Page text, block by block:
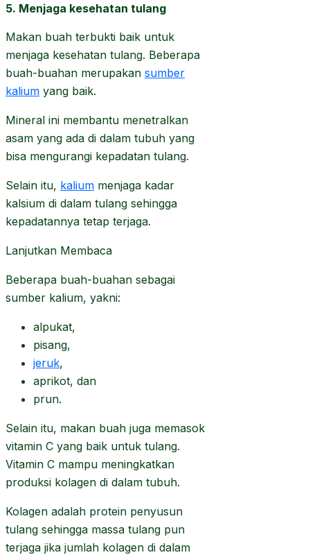
5. Menjaga kesehatan tulang
Makan buah terbukti baik untuk
menjaga kesehatan tulang. Beberapa
buah-buahan merupakan sumber
kalium yang baik.
Mineral ini membantu menetralkan
asam yang ada di dalam tubuh yang
bisa mengurangi kepadatan tulang.
Selain itu, kalium menjaga kadar
kalsium di dalam tulang sehingga
kepadatannya tetap terjaga.
Lanjutkan Membaca
Beberapa buah-buahan sebagai
sumber kalium, yakni:
alpukat,
pisang,
jeruk,
aprikot, dan
prun.
Selain itu, makan buah juga memasok
vitamin C yang baik untuk tulang.
Vitamin C mampu meningkatkan
produksi kolagen di dalam tubuh.
Kolagen adalah protein penyusun
tulang sehingga massa tulang pun
terjaga jika jumlah kolagen di dalam